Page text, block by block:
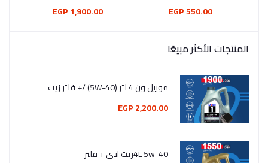
550.00 EGP
1,900.00 EGP
المنتجات الأكثر مبيعًا
موبيل ون 4 لتر (5W-40) /+ فلتر زيت
2,200.00 EGP
4L 5w-40زيت اينى + فلتر